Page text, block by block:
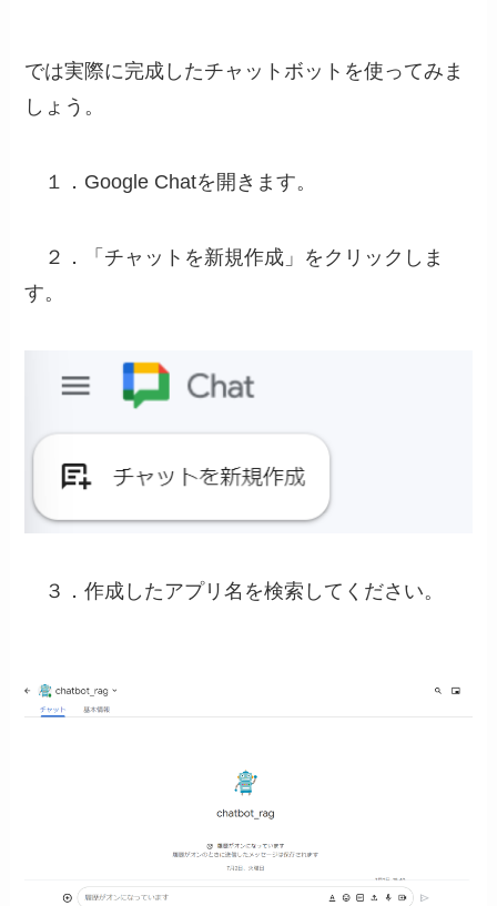
では実際に完成したチャットボットを使ってみま
しょう。
１．Google Chatを開きます。
２．「チャットを新規作成」をクリックしま
す。
３．作成したアプリ名を検索してください。